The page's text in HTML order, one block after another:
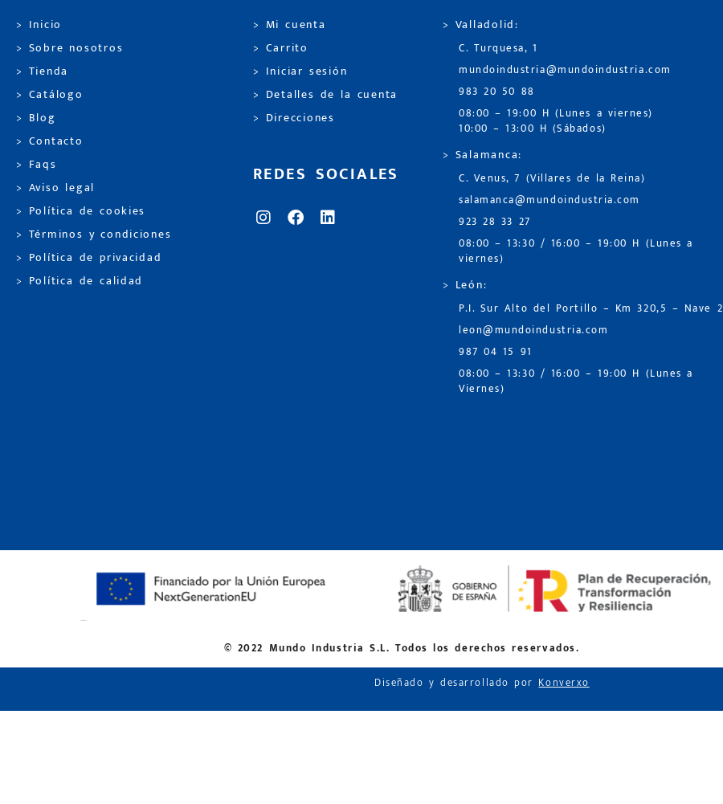
> Inicio
> Sobre nosotros
> Tienda
> Catálogo
> Blog
> Contacto
> Faqs
> Aviso legal
> Política de cookies
> Términos y condiciones
> Política de privacidad
> Política de calidad
> Mi cuenta
> Carrito
> Iniciar sesión
> Detalles de la cuenta
> Direcciones
REDES SOCIALES
> Valladolid:
C. Turquesa, 1
mundoindustria@mundoindustria.com
983 20 50 88
08:00 – 19:00 H (Lunes a viernes)
10:00 – 13:00 H (Sábados)
> Salamanca:
C. Venus, 7 (Villares de la Reina)
salamanca@mundoindustria.com
923 28 33 27
08:00 – 13:30 / 16:00 – 19:00 H (Lunes a
viernes)
> León:
P.I. Sur Alto del Portillo – Km 320,5 – Nave 2
leon@mundoindustria.com
987 04 15 91
08:00 – 13:30 / 16:00 – 19:00 H (Lunes a
Viernes)
© 2022 Mundo Industria S.L. Todos los derechos reservados.
Diseñado y desarrollado porKonverxo